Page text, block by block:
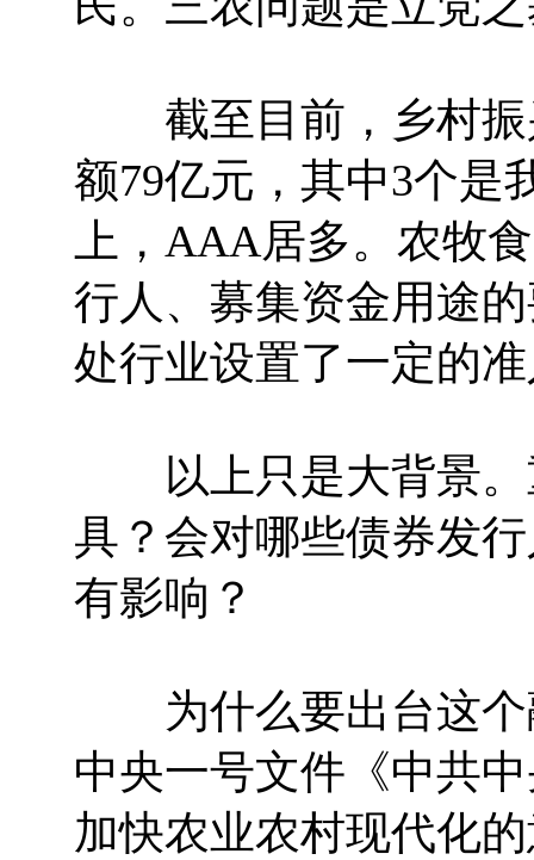
截至目前，乡村振
额79亿元，其中3个是
上，AAA居多。农牧
行人、募集资金用途
处行业设置了一定的
以上只是大背景。
具？会对哪些债券发
有影响？
为什么要出台这个
中央一号文件《中共
加快农业农村现代化